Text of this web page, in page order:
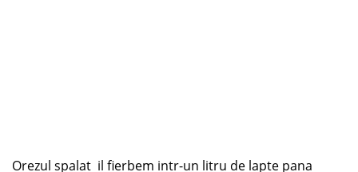
Orezul spalat il fierbem intr-un litru de lapte pana